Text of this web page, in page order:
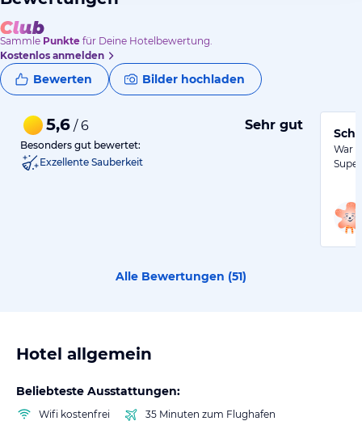
Sammle Punkte für Deine Hotelbewertung.
Kostenlos anmelden
Bewerten Bilder hochladen
5,6 / 6 Sehr gut
Besonders gut bewertet:
Exzellente Sauberkeit
War
Alle Bewertungen (51)
Hotel allgemein
Beliebteste Ausstattungen:
Wifi kostenfrei 35 Minuten zum Flughafen